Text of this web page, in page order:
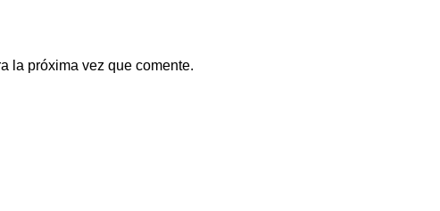
la próxima vez que comente.